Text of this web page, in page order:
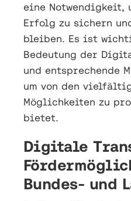
eine
Erfolg zu sichern
bleiben. Es ist
Bedeutung der
und entsprechende
um von den
Möglichkeiten zu
bietet.
Digitale
Bundes- und